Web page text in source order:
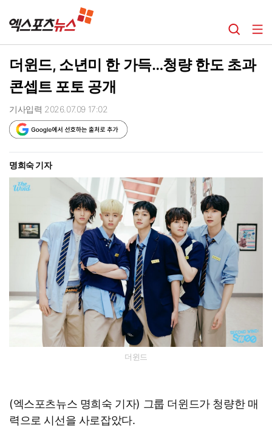
더윈드, 소년미 한 가득…청량 한도 초과
콘셉트 포토 공개
기사입력 2026.07.09 17:02
명희숙 기자
더윈드
(엑스포츠뉴스 명희숙 기자) 그룹 더윈드가 청량한 매
력으로 시선을 사로잡았다.